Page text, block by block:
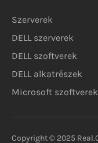
Szerverek
DELL szerverek
DELL szoftverek
DELL alkatrészek
Microsoft szoftverek
Copyright © 2025